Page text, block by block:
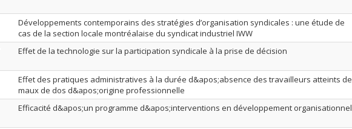
Développements contemporains des stratégies d’organisation syndicales : une étude de
cas de la section locale montréalaise du syndicat industriel IWW
Effet de la technologie sur la participation syndicale à la prise de décision
Effet des pratiques administratives à la durée d&apos;absence des travailleurs atteints de
maux de dos d&apos;origine professionnelle
Efficacité d&apos;un programme d&apos;interventions en développement organisationnel